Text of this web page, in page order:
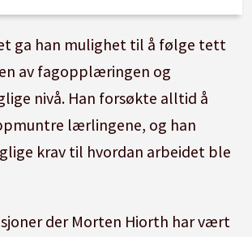
ga han mulighet til å følge tett
av fagopplæringen og
nivå. Han forsøkte alltid å
lærlingene, og han
krav til hvordan arbeidet ble
der Morten Hiorth har vært